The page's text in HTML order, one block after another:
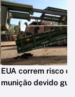
EUA correm risco
munição devido